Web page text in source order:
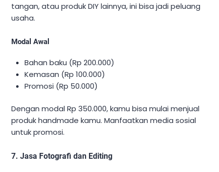
tangan, atau produk DIY lainnya, ini bisa jadi peluang
usaha.
Modal Awal
Bahan baku (Rp 200.000)
Kemasan (Rp 100.000)
Promosi (Rp 50.000)
Dengan modal Rp 350.000, kamu bisa mulai menjual
produk handmade kamu. Manfaatkan media sosial
untuk promosi.
7. Jasa Fotografi dan Editing